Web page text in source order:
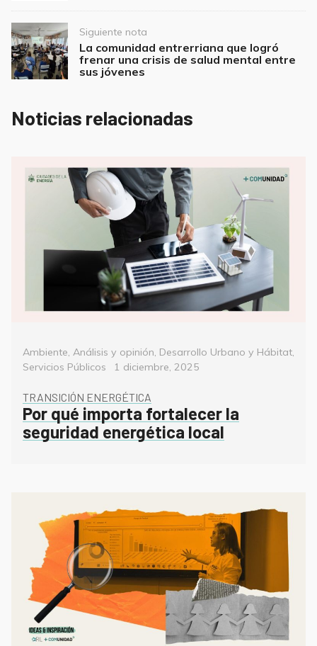
Siguiente nota
La comunidad entrerriana que logró
frenar una crisis de salud mental entre
sus jóvenes
Noticias relacionadas
Categorías
Ambiente, Análisis y opinión, Desarrollo Urbano y Hábitat,
Servicios Públicos
Posted
1 diciembre, 2025
TRANSICIÓN ENERGÉTICA
Por qué importa fortalecer la
seguridad energética local